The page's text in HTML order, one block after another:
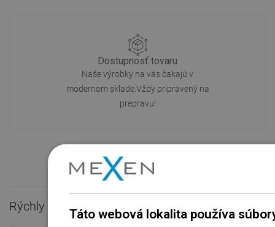
Dostupnosť tovaru
Naše výrobky na vás čakajú v
modernom sklade.Vždy pripravený na
prepravu!
Rýchly kontakt 
Táto webová lokalita používa